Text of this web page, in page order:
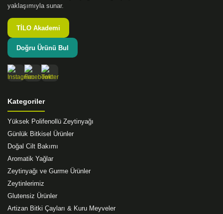
yaklaşımıyla sunar.
TİLO Akademi
Doğru Ürünü Bul
Kategoriler
Yüksek Polifenollü Zeytinyağı
Günlük Bitkisel Ürünler
Doğal Cilt Bakımı
Aromatik Yağlar
Zeytinyağı ve Gurme Ürünler
Zeytinlerimiz
Glutensiz Ürünler
Artizan Bitki Çayları & Kuru Meyveler